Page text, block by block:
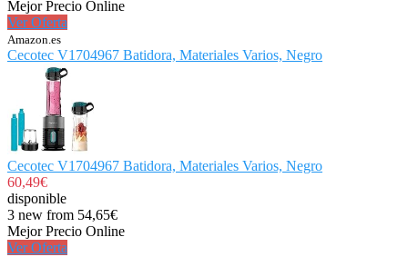
Mejor Precio Online
Ver Oferta
Amazon.es
Cecotec V1704967 Batidora, Materiales Varios, Negro
Cecotec V1704967 Batidora, Materiales Varios, Negro
60,49€
disponible
3 new from 54,65€
Mejor Precio Online
Ver Oferta